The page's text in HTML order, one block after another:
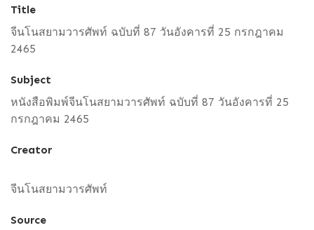
Title
จีนโนสยามวารศัพท์ ฉบับที่ 87 วันอังคารที่ 25 กรกฎาคม
2465
Subject
หนังสือพิมพ์จีนโนสยามวารศัพท์ ฉบับที่ 87 วันอังคารที่ 25
กรกฎาคม 2465
Creator
จีนโนสยามวารศัพท์
Source